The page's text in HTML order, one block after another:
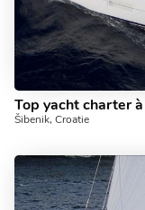
Šibenik, Croatie